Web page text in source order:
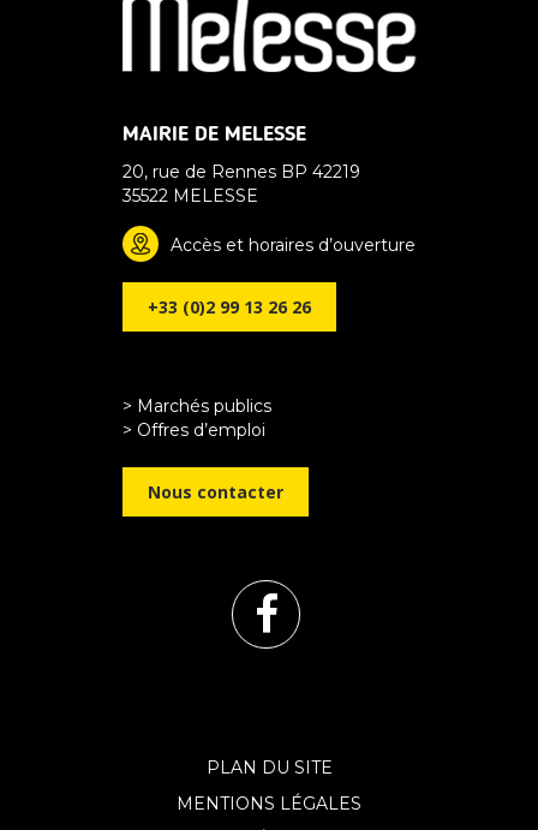
MAIRIE DE MELESSE
20, rue de Rennes BP 42219
35522 MELESSE
Accès et horaires d’ouverture
+33 (0)2 99 13 26 26
> Marchés publics
> Offres d’emploi
Nous contacter
Lien
le
PLAN DU SITE
MENTIONS LÉGALES